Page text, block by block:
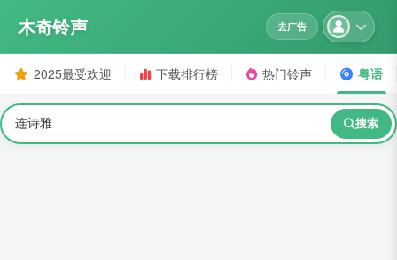
木奇铃声 去广告
2025最受欢迎 下载排行榜 热门铃声 粤语
搜索